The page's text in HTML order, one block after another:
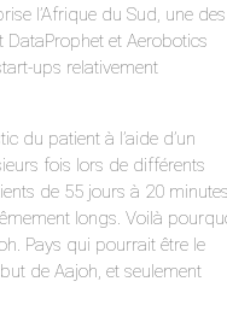
l’Afrique du Sud, une des
et Aerobotics
ups relativement
du patient à l’aide d’un
fois lors de différents
de 55 jours à 20
longs. Voilà
Pays qui pourrait être le
de Aajoh, et seulement